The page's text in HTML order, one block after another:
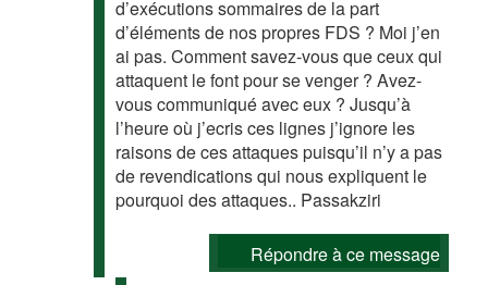
d’exécutions sommaires de la part
d’éléments de nos propres FDS ? Moi j’en
ai pas. Comment savez-vous que ceux qui
attaquent le font pour se venger ? Avez-
vous communiqué avec eux ? Jusqu’à
l’heure où j’ecris ces lignes j’ignore les
raisons de ces attaques puisqu’il n’y a pas
de revendications qui nous expliquent le
pourquoi des attaques.. Passakziri
Répondre à ce message